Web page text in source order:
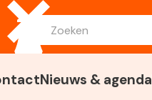
Nieuws & agenda